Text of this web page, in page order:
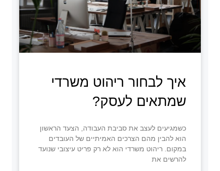
איך לבחור ריהוט משרדי
שמתאים לעסק?
כשמגיעים לעצב את סביבת העבודה, הצעד הראשון
הוא להבין מהם הצרכים האמיתיים של העובדים
במקום. ריהוט משרדי הוא לא רק פריט עיצובי שנועד
להרשים את